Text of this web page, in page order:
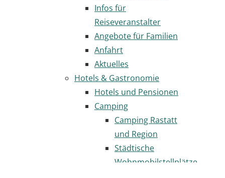
Infos für
Reiseveranstalter
Angebote für Familien
Anfahrt
Aktuelles
Hotels & Gastronomie
Hotels und Pensionen
Camping
Camping Rastatt
und Region
Städtische
Wohnmobilstellplätze